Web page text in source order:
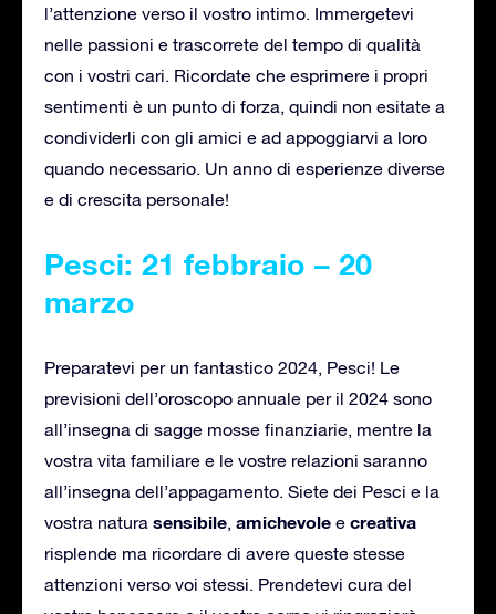
l’attenzione verso il vostro intimo. Immergetevi
nelle passioni e trascorrete del tempo di qualità
con i vostri cari. Ricordate che esprimere i propri
sentimenti è un punto di forza, quindi non esitate a
condividerli con gli amici e ad appoggiarvi a loro
quando necessario. Un anno di esperienze diverse
e di crescita personale!
Pesci: 21 febbraio – 20
marzo
Preparatevi per un fantastico 2024, Pesci! Le
previsioni dell’oroscopo annuale per il 2024 sono
all’insegna di sagge mosse finanziarie, mentre la
vostra vita familiare e le vostre relazioni saranno
all’insegna dell’appagamento. Siete dei Pesci e la
vostra natura sensibile, amichevole e creativa
risplende ma ricordare di avere queste stesse
attenzioni verso voi stessi. Prendetevi cura del